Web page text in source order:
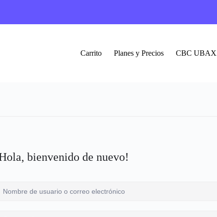
Carrito Planes y Precios CBC
bienvenido de nuevo!